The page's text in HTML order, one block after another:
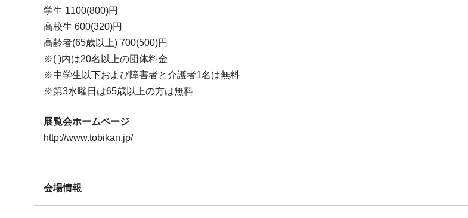
学生 1100(800)円
高校生 600(320)円
高齢者(65歳以上) 700(500)円
※( )内は20名以上の団体料金
※中学生以下および障害者と介護者1名は無料
※第3水曜日は65歳以上の方は無料
展覧会ホームページ
http://www.tobikan.jp/
会場情報